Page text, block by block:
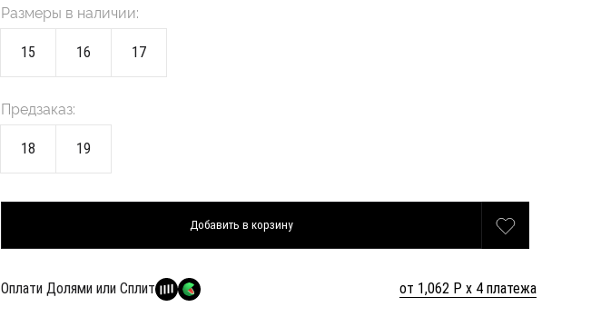
Размеры в наличии:
15 16 17
Предзаказ:
18 19
Добавить в корзину
Оплати Долями или Сплит от 1,062 Р х 4 платежа